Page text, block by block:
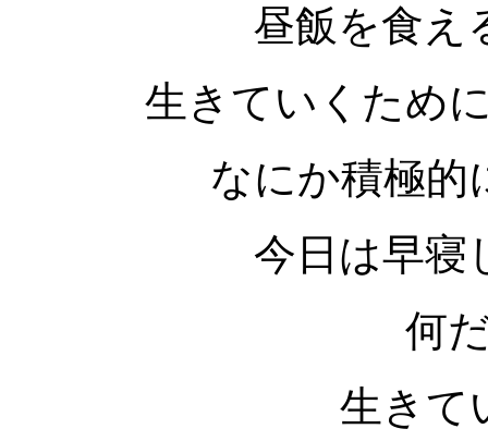
昼飯を食え
生きていくため
なにか積極的
今日は早寝
何
生きて